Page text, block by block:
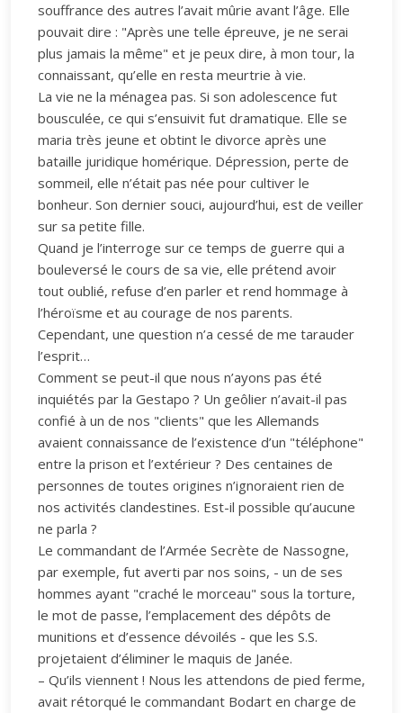
souffrance des autres l’avait mûrie avant l’âge. Elle
pouvait dire : "Après une telle épreuve, je ne serai
plus jamais la même" et je peux dire, à mon tour, la
connaissant, qu’elle en resta meurtrie à vie.
La vie ne la ménagea pas. Si son adolescence fut
bousculée, ce qui s’ensuivit fut dramatique. Elle se
maria très jeune et obtint le divorce après une
bataille juridique homérique. Dépression, perte de
sommeil, elle n’était pas née pour cultiver le
bonheur. Son dernier souci, aujourd’hui, est de veiller
sur sa petite fille.
Quand je l’interroge sur ce temps de guerre qui a
bouleversé le cours de sa vie, elle prétend avoir
tout oublié, refuse d’en parler et rend hommage à
l’héroïsme et au courage de nos parents.
Cependant, une question n’a cessé de me tarauder
l’esprit…
Comment se peut-il que nous n’ayons pas été
inquiétés par la Gestapo ? Un geôlier n’avait-il pas
confié à un de nos "clients" que les Allemands
avaient connaissance de l’existence d’un "téléphone"
entre la prison et l’extérieur ? Des centaines de
personnes de toutes origines n’ignoraient rien de
nos activités clandestines. Est-il possible qu’aucune
ne parla ?
Le commandant de l’Armée Secrète de Nassogne,
par exemple, fut averti par nos soins, - un de ses
hommes ayant "craché le morceau" sous la torture,
le mot de passe, l’emplacement des dépôts de
munitions et d’essence dévoilés - que les S.S.
projetaient d’éliminer le maquis de Janée.
– Qu’ils viennent ! Nous les attendons de pied ferme,
avait rétorqué le commandant Bodart en charge de